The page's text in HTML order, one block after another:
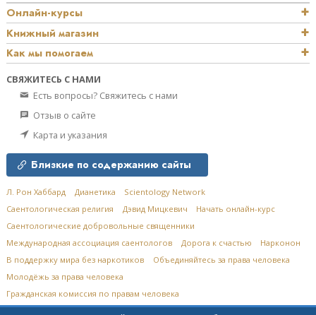
Онлайн-курсы
Книжный магазин
Как мы помогаем
СВЯЖИТЕСЬ С НАМИ
Есть вопросы? Свяжитесь с нами
Отзыв о сайте
Карта и указания
Близкие по содержанию сайты
Л. Рон Хаббард Дианетика
Scientology Network
Саентологическая религия
Дэвид Мицкевич
Начать онлайн-курс
Саентологические добровольные священники
Международная ассоциация саентологов
Дорога к счастью
Нарконон
В поддержку мира без наркотиков
Объединяйтесь за права человека
Молодёжь за права человека
Гражданская комиссия по правам человека